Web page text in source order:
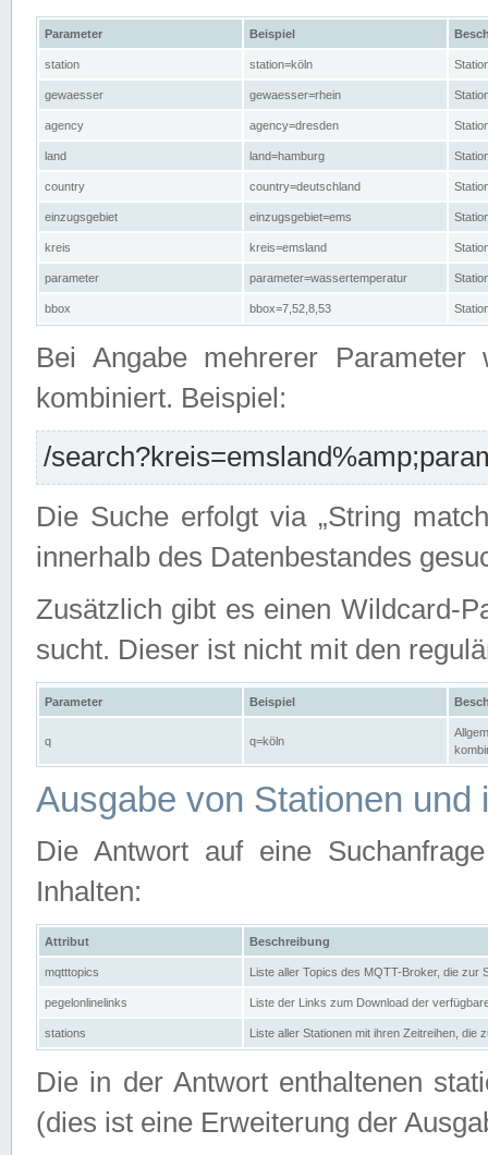
Parameter Beispiel
station station=köln
gewaesser gewaesser=rhein
agency agency=dresden
land land=hamburg
country country=deutschland
einzugsgebiet einzugsgebiet=ems
kreis kreis=emsland
parameter parameter=wassertemperatur
bbox bbox=7,52,8,53
Bei Angabe mehrerer Parameter
kombiniert. Beispiel:
/
Die Suche erfolgt via „String
innerhalb des Datenbestandes
Zusätzlich gibt es einen Wildcard-
sucht. Dieser ist nicht mit den
Parameter Beispiel
q q=köln
Ausgabe von Stationen und
Die Antwort auf eine
Inhalten:
Attribut Beschreibung
mqtttopics Liste aller Topics des MQTT-Broker, die zur
pegelonlinelinks Liste der Links zum Download der
stations Liste aller Stationen mit ihren Zeitreihen, die
Die in der Antwort enthaltenen
(dies ist eine Erweiterung der